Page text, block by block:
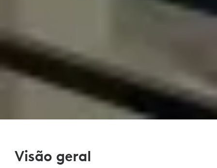
Visão geral